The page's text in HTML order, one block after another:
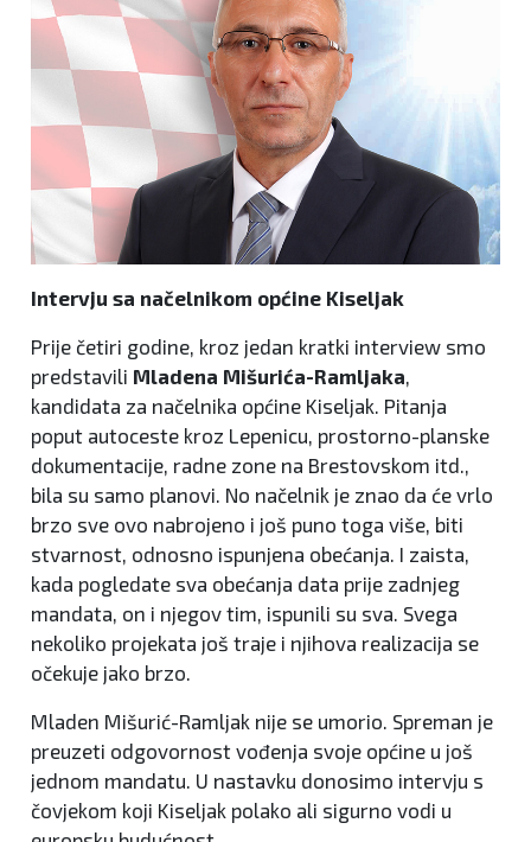
Intervju sa načelnikom općine Kiseljak
Prije četiri godine, kroz jedan kratki interview smo
predstavili Mladena Mišurića-Ramljaka
kandidata za načelnika općine Kiseljak. Pitanja
poput autoceste kroz Lepenicu, prostorno-planske
dokumentacije, radne zone na Brestovskom itd.,
bila su samo planovi. No načelnik je znao da će vrlo
brzo sve ovo nabrojeno i još puno toga više, biti
stvarnost, odnosno ispunjena obećanja. I zaista,
kada pogledate sva obećanja data prije zadnjeg
mandata, on i njegov tim, ispunili su sva. Svega
nekoliko projekata još traje i njihova realizacija se
očekuje jako brzo.
Mladen Mišurić-Ramljak nije se umorio. Spreman je
preuzeti odgovornost vođenja svoje općine u još
jednom mandatu. U nastavku donosimo intervju s
čovjekom koji Kiseljak polako ali sigurno vodi u